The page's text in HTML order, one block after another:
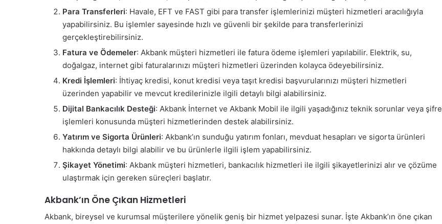
Para Transferleri: Havale, EFT ve FAST gibi para transfer işlemlerinizi müşteri hizmetleri aracılığıyla
yapabilirsiniz. Bu işlemler sayesinde hızlı ve güvenli bir şekilde para transferlerinizi
gerçekleştirebilirsiniz.
Fatura ve Ödemeler: Akbank müşteri hizmetleri ile fatura ödeme işlemleri yapılabilir. Elektrik, su,
doğalgaz, internet gibi faturalarınızı müşteri hizmetleri üzerinden kolayca ödeyebilirsiniz.
Kredi İşlemleri: İhtiyaç kredisi, konut kredisi veya taşıt kredisi başvurularınızı müşteri hizmetleri
üzerinden yapabilir ve mevcut kredilerinizle ilgili detaylı bilgi alabilirsiniz.
Dijital Bankacılık Desteği: Akbank İnternet ve Akbank Mobil ile ilgili yaşadığınız teknik sorunlar veya şifre
işlemleri konusunda müşteri hizmetlerinden destek alabilirsiniz.
Yatırım ve Sigorta Ürünleri: Akbank’ın sunduğu yatırım fonları, mevduat hesapları ve sigorta ürünleri
hakkında detaylı bilgi alabilir ve bu ürünlerle ilgili işlem yapabilirsiniz.
Şikayet Yönetimi: Akbank müşteri hizmetleri, bankacılık hizmetleri ile ilgili şikayetlerinizi alır ve çözüme
ulaştırmak için gereken süreçleri başlatır.
Akbank’ın Öne Çıkan Hizmetleri
Akbank, bireysel ve kurumsal müşterilere yönelik geniş bir hizmet yelpazesi sunar. İşte Akbank’ın öne çıkan